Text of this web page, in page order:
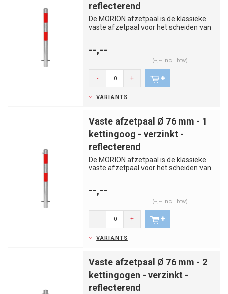
reflecterend
De MORION afzetpaal is de klassieke
vaste afzetpaal voor het scheiden van
--,--
(--,-- Incl. btw)
- +
VARIANTS
Vaste afzetpaal Ø 76 mm - 1
kettingoog - verzinkt -
reflecterend
De MORION afzetpaal is de klassieke
vaste afzetpaal voor het scheiden van
--,--
(--,-- Incl. btw)
- +
VARIANTS
Vaste afzetpaal Ø 76 mm - 2
kettingogen - verzinkt -
reflecterend